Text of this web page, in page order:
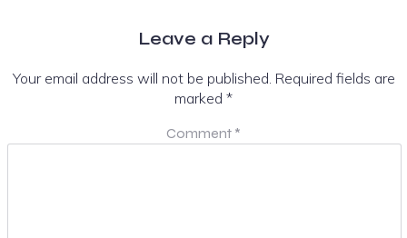
Leave a Reply
Your email address will not be published. Required fields are
marked *
Comment *